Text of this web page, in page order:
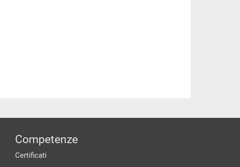
Competenze
Certificati